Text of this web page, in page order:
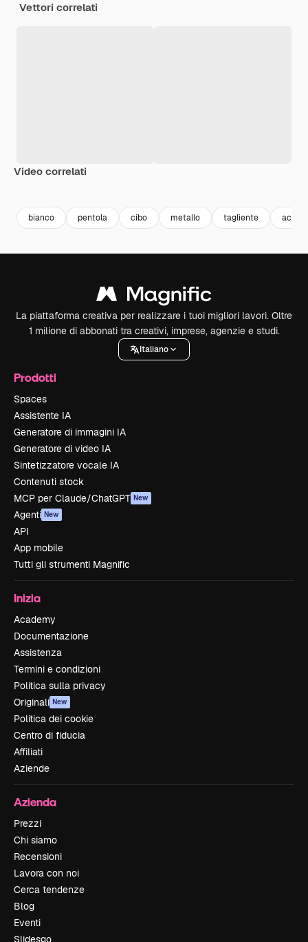
Vettori correlati
Video correlati
bianco pentola cibo metallo tagliente
La piattaforma creativa per realizzare i tuoi migliori lavori. Oltre
1 milione di abbonati tra creativi, imprese, agenzie e studi.
Italiano
Prodotti
Spaces
Assistente IA
Generatore di immagini IA
Generatore di video IA
Sintetizzatore vocale IA
Contenuti stock
MCP per Claude/ChatGPT New
Agenti New
API
App mobile
Tutti gli strumenti Magnific
Inizia
Academy
Documentazione
Assistenza
Termini e condizioni
Politica sulla privacy
Originali New
Politica dei cookie
Centro di fiducia
Affiliati
Aziende
Azienda
Prezzi
Chi siamo
Recensioni
Lavora con noi
Cerca tendenze
Blog
Eventi
Slidesgo